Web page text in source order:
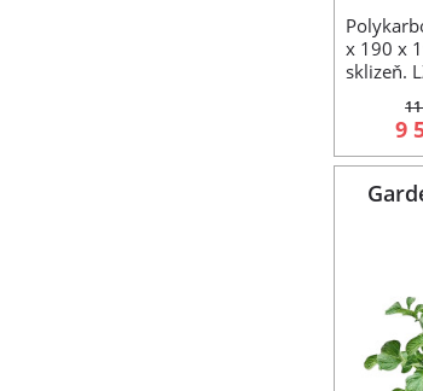
x 190 x
sklizeň.
9